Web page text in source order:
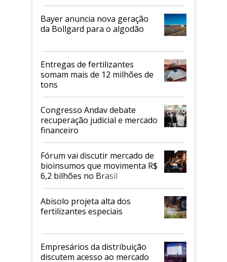
Bayer anuncia nova geração
da Bollgard para o algodão
Entregas de fertilizantes
somam mais de 12 milhões de
tons
Congresso Andav debate
recuperação judicial e mercado
financeiro
Fórum vai discutir mercado de
bioinsumos que movimenta R$
6,2 bilhões no Brasil
Abisolo projeta alta dos
fertilizantes especiais
Empresários da distribuição
discutem acesso ao mercado